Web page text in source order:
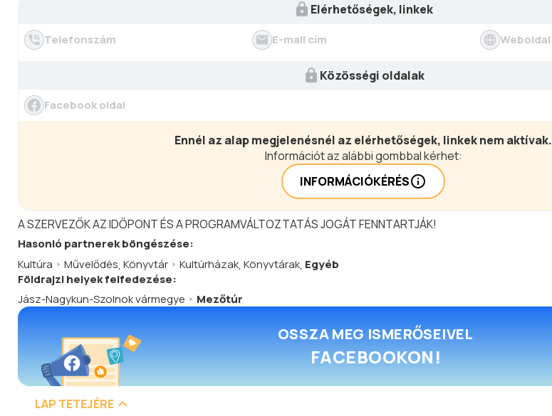
Elérhetőségek, linkek
Telefonszám E-mail cím Weboldal
Közösségi oldalak
Facebook oldal
Ennél az alap megjelenésnél az elérhetőségek, linkek nem aktívak.
Információt az alábbi gombbal kérhet:
INFORMÁCIÓKÉRÉS
A SZERVEZŐK AZ IDŐPONT ÉS A PROGRAMVÁLTOZTATÁS JOGÁT FENNTARTJÁK!
Hasonló partnerekböngészése:
Kultúra
Művelődés, Könyvtár Kultúrházak, Könyvtárak, Egyéb
Földrajzi helyek felfedezése:
Jász-Nagykun-Szolnok vármegye
Mezőtúr
OSSZA MEG ISMERŐSEIVEL
FACEBOOKON!
LAP TETEJÉRE